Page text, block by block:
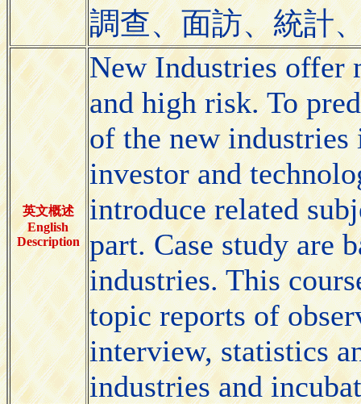
調查、面訪、統計
英文概述
English
Description
New Industries offer
and high risk. To
of the new
investor and
introduce related
part. Case study are
industries. This
topic reports of
interview, statistics
industries and